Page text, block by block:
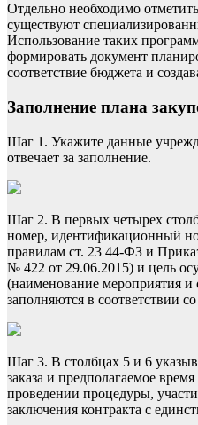
Отдельно необходимо
существуют
Использование таких
формировать документ
соответствие бюджета и
Заполнение плана
Шаг 1. Укажите данные
отвечает за заполнение.
Шаг 2. В первых четырех
номер, идентификационный
правилам ст. 23 44-ФЗ и
№ 422 от 29.06.2015) и цель
(наименование мероприятия и
заполняются в соответствии
Шаг 3. В столбцах 5 и 6
заказа и предполагаемое
проведении процедуры,
заключения контракта с